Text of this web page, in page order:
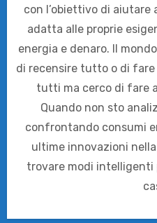
con l’obiettivo di aiutare
adatta alle proprie
energia e denaro. Il
di recensire tutto o di fare
tutti ma cerco di fare
Quando non sto
confrontando consumi
ultime innovazioni
trovare modi intelligenti